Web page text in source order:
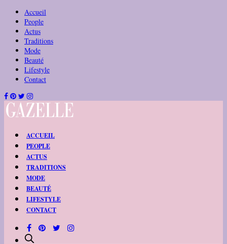
Accueil
People
Actus
Traditions
Mode
Beauté
Lifestyle
Contact
ACCUEIL
PEOPLE
ACTUS
TRADITIONS
MODE
BEAUTÉ
LIFESTYLE
CONTACT